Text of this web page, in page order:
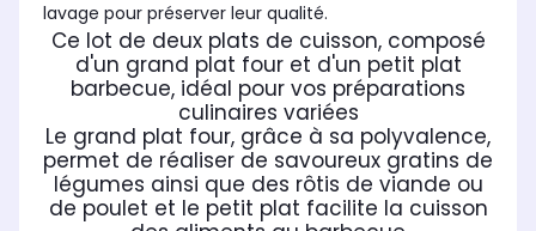
lavage pour préserver leur qualité.
Ce lot de deux plats de cuisson, composé
d'un grand plat four et d'un petit plat
barbecue, idéal pour vos préparations
culinaires variées
Le grand plat four, grâce à sa polyvalence,
permet de réaliser de savoureux gratins de
légumes ainsi que des rôtis de viande ou
de poulet et le petit plat facilite la cuisson